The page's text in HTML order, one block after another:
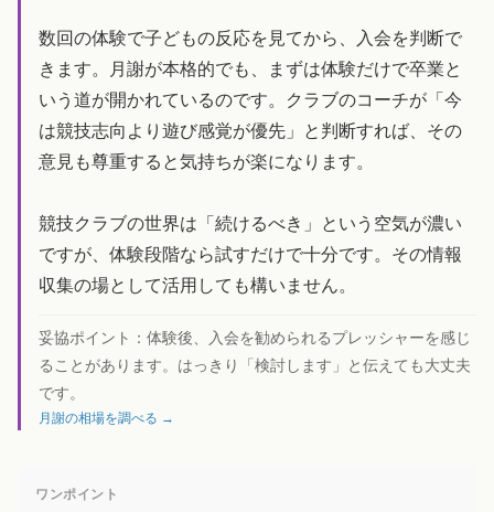
数回の体験で子どもの反応を見てから、入会を判断で
きます。月謝が本格的でも、まずは体験だけで卒業と
いう道が開かれているのです。クラブのコーチが「今
は競技志向より遊び感覚が優先」と判断すれば、その
意見も尊重すると気持ちが楽になります。
競技クラブの世界は「続けるべき」という空気が濃い
ですが、体験段階なら試すだけで十分です。その情報
収集の場として活用しても構いません。
妥協ポイント： 体験後、入会を勧められるプレッシャーを感じ
ることがあります。はっきり「検討します」と伝えても大丈夫
です。
月謝の相場を調べる →
ワンポイント